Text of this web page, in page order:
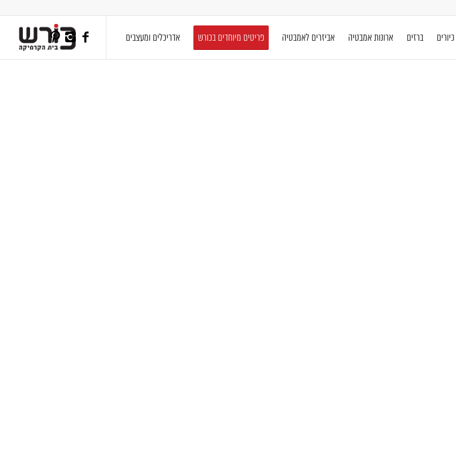
כיורים ברזים ארונות אמבטיה אביזרים לאמבטיה פריטים מיוחדים בכורש אדריכלים ומעצבים